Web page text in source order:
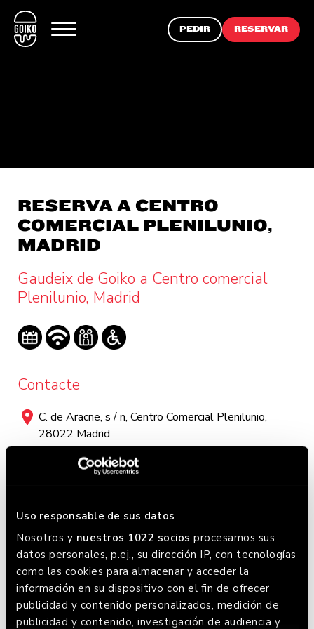
Uso responsable de sus datos
Nosotros y nuestros 1022 socios procesamos sus
datos personales, p.ej., su dirección IP, con tecnologías
como las cookies para almacenar y acceder la
información en su dispositivo con el fin de ofrecer
publicidad y contenido personalizados, medición de
publicidad y contenido, investigación de audiencia y
PEDIR RESERVAR
RESERVA A CENTRO
COMERCIAL PLENILUNIO,
MADRID
Gaudeix de Goiko a Centro comercial
Plenilunio, Madrid
Contacte
C. de Aracne, s / n, Centro Comercial Plenilunio,
28022 Madrid
910609852
Lunes a Domingo:
Lunes y martes: 13:00 - 23:00 / Miércoles: 13:00 -
00:00 / Jueves a sábado 12:00 - 00:00 / Domingo:
12:00 - 23:00. Este horario puede variar, chequea en
Google donde siempre lo tenemos actualizado.